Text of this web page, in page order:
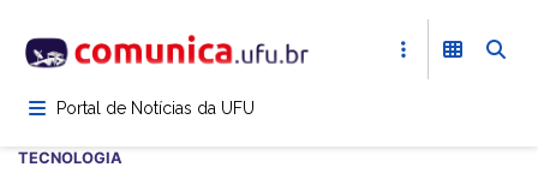
para
conteúdoPortal de Notícias da UFU
TECNOLOGIA